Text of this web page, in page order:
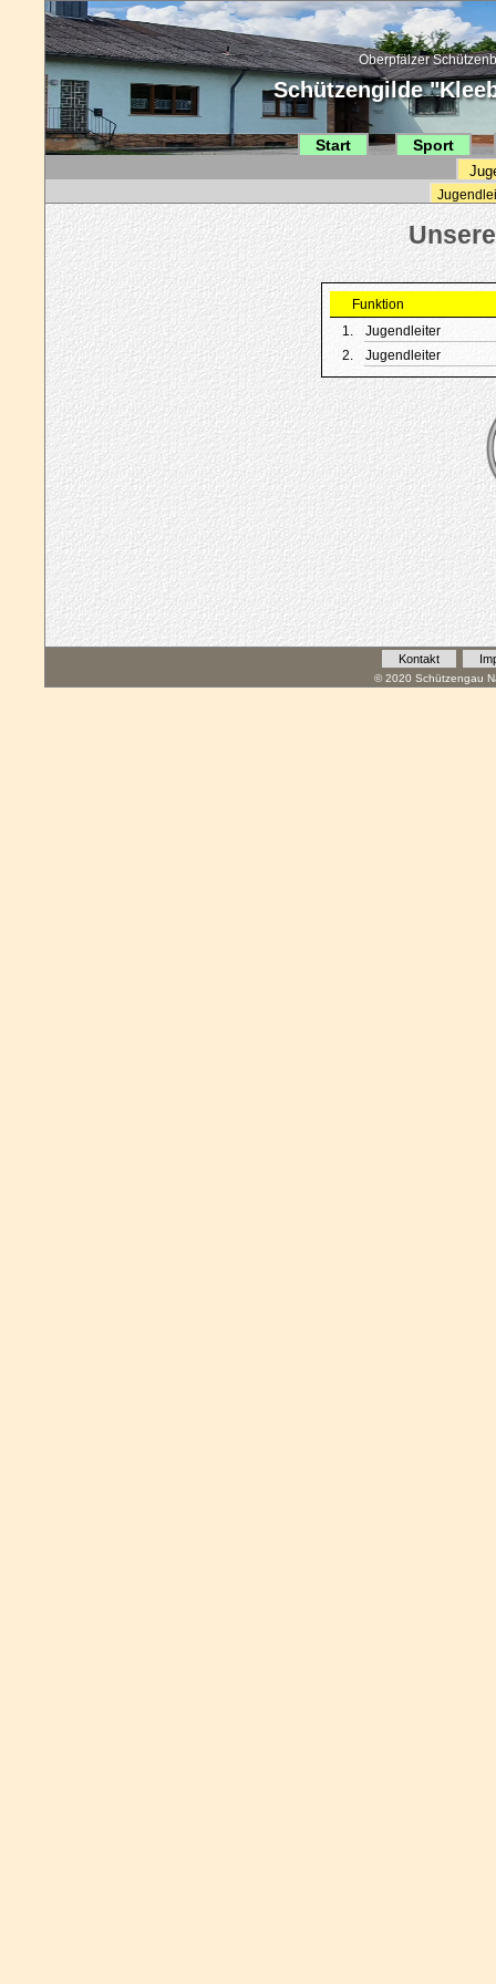
Oberpfälzer
Schützengilde
Start Sport
Funktion
1.
Jugendleiter
2.
Jugendleiter
Kontakt
© 2020 Schützengau